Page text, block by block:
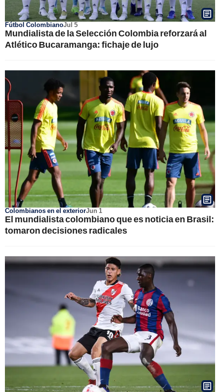
Fútbol ColombianoJul 5
Mundialista de la Selección Colombia reforzará al
Atlético Bucaramanga: fichaje de lujo
Colombianos en el exteriorJun 1
El mundialista colombiano que es noticia en Brasil:
tomaron decisiones radicales